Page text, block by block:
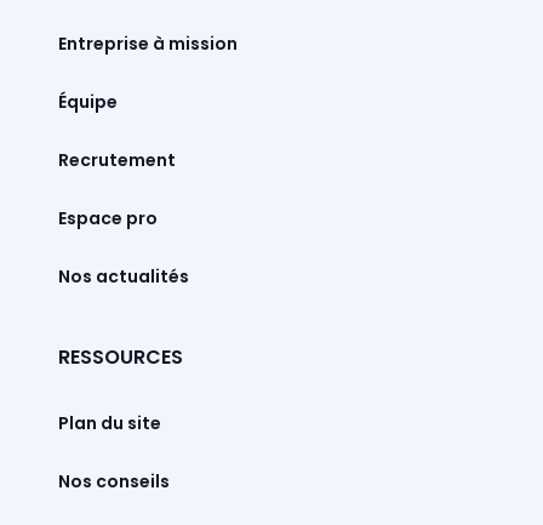
Entreprise à mission
Équipe
Recrutement
Espace pro
Nos actualités
RESSOURCES
Plan du site
Nos conseils